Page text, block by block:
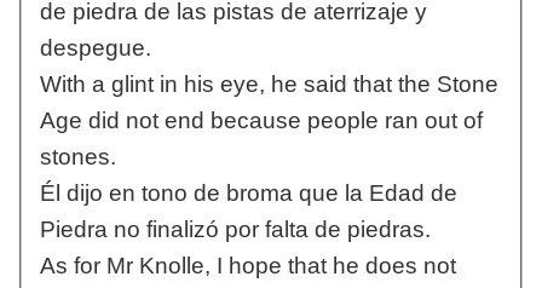
de piedra de las pistas de aterrizaje y
despegue.
With a glint in his eye, he said that the Stone
Age did not end because people ran out of
stones.
Él dijo en tono de broma que la Edad de
Piedra no finalizó por falta de piedras.
As for Mr Knolle, I hope that he does not